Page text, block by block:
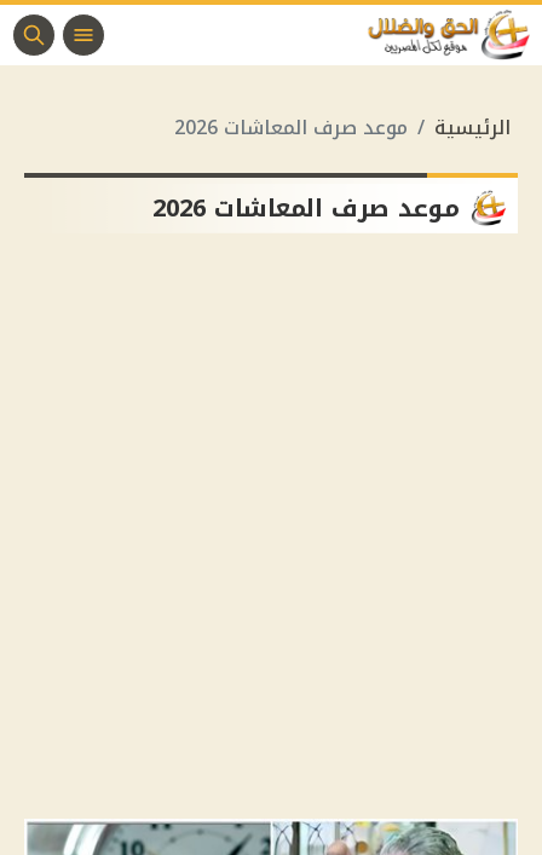
الرئيسية موعد صرف المعاشات 2026
موعد صرف المعاشات 2026